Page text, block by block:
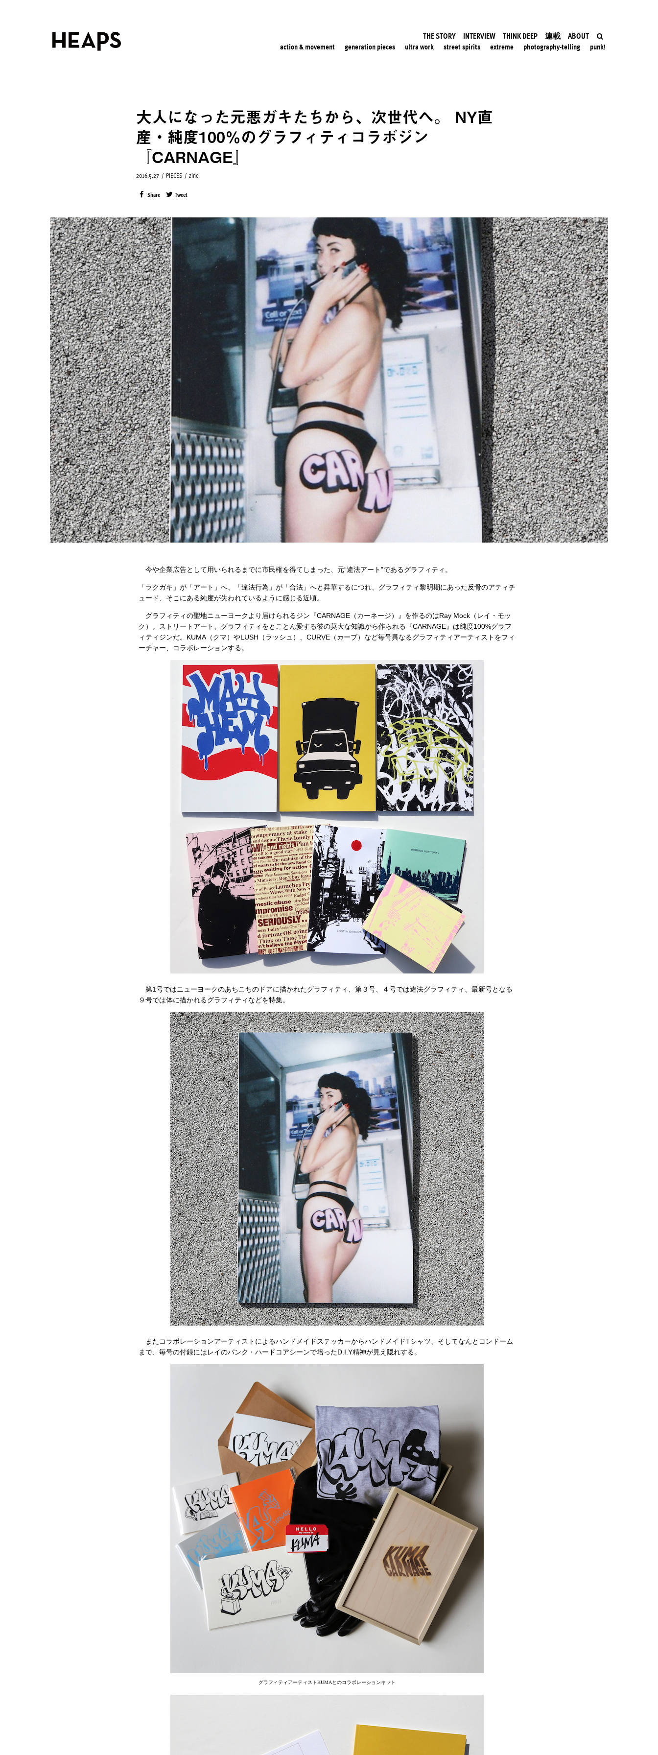
THE STORY INTERVIEW THINK DEEP 連載 ABOUT
action & movement generation pieces ultra work street spirits extreme photography-telling punk!
大人になった元悪ガキたちから、次世代へ。 NY直
産・純度100％のグラフィティコラボジン
『CARNAGE』
2016.5.27 / PIECES / zine
Share Tweet
今や企業広告として用いられるまでに市民権を得てしまった、元“違法アート”であるグラフィティ。
「ラクガキ」が「アート」へ、「違法行為」が「合法」へと昇華するにつれ、グラフィティ黎明期にあった反骨のアティチ
ュード、そこにある純度が失われているように感じる近頃。
グラフィティの聖地ニューヨークより届けられるジン『CARNAGE（カーネージ）』を作るのはRay Mock（レイ・モッ
ク）。ストリートアート、グラフィティをとことん愛する彼の莫大な知識から作られる『CARNAGE』は純度100%グラフ
ィティジンだ。KUMA（クマ）やLUSH（ラッシュ）、CURVE（カーブ）など毎号異なるグラフィティアーティストをフィ
ーチャー、コラボレーションする。
第1号ではニューヨークのあちこちのドアに描かれたグラフィティ、第３号、４号では違法グラフィティ、最新号となる
９号では体に描かれるグラフィティなどを特集。
またコラボレーションアーティストによるハンドメイドステッカーからハンドメイドTシャツ、そしてなんとコンドーム
まで、毎号の付録にはレイのパンク・ハードコアシーンで培ったD.I.Y精神が見え隠れする。
グラフィティアーティストKUMAとのコラボレーションキット